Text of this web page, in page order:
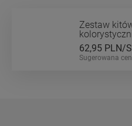
Zestaw
62,95 PLN/
Sugerowana